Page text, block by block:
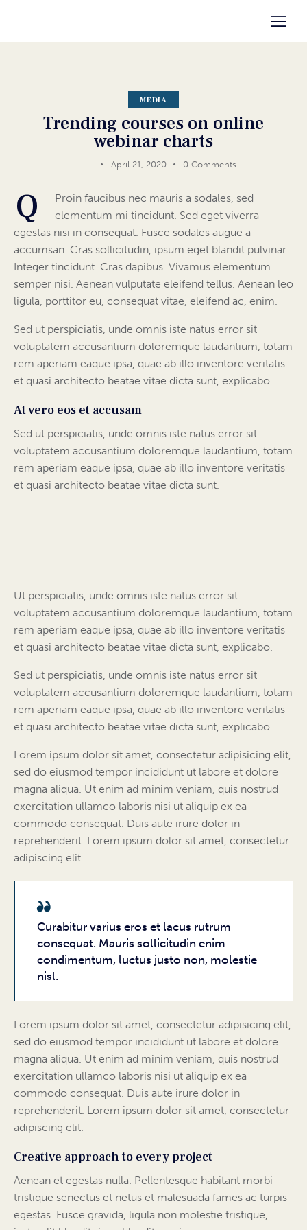
MEDIA
Trending courses on online
webinar charts
April 21, 2020 0 Comments
Q
Proin faucibus nec mauris a sodales, sed
elementum mi tincidunt. Sed eget viverra
egestas nisi in consequat. Fusce sodales augue a
accumsan. Cras sollicitudin, ipsum eget blandit pulvinar.
Integer tincidunt. Cras dapibus. Vivamus elementum
semper nisi. Aenean vulputate eleifend tellus. Aenean leo
ligula, porttitor eu, consequat vitae, eleifend ac, enim.
Sed ut perspiciatis, unde omnis iste natus error sit
voluptatem accusantium doloremque laudantium, totam
rem aperiam eaque ipsa, quae ab illo inventore veritatis
et quasi architecto beatae vitae dicta sunt, explicabo.
At vero eos et accusam
Sed ut perspiciatis, unde omnis iste natus error sit
voluptatem accusantium doloremque laudantium, totam
rem aperiam eaque ipsa, quae ab illo inventore veritatis
et quasi architecto beatae vitae dicta sunt.
Ut perspiciatis, unde omnis iste natus error sit
voluptatem accusantium doloremque laudantium, totam
rem aperiam eaque ipsa, quae ab illo inventore veritatis
et quasi architecto beatae vitae dicta sunt, explicabo.
Sed ut perspiciatis, unde omnis iste natus error sit
voluptatem accusantium doloremque laudantium, totam
rem aperiam eaque ipsa, quae ab illo inventore veritatis
et quasi architecto beatae vitae dicta sunt, explicabo.
Lorem ipsum dolor sit amet, consectetur adipisicing elit,
sed do eiusmod tempor incididunt ut labore et dolore
magna aliqua. Ut enim ad minim veniam, quis nostrud
exercitation ullamco laboris nisi ut aliquip ex ea
commodo consequat. Duis aute irure dolor in
reprehenderit. Lorem ipsum dolor sit amet, consectetur
adipiscing elit.
Curabitur varius eros et lacus rutrum
consequat. Mauris sollicitudin enim
condimentum, luctus justo non, molestie
nisl.
Lorem ipsum dolor sit amet, consectetur adipisicing elit,
sed do eiusmod tempor incididunt ut labore et dolore
magna aliqua. Ut enim ad minim veniam, quis nostrud
exercitation ullamco laboris nisi ut aliquip ex ea
commodo consequat. Duis aute irure dolor in
reprehenderit. Lorem ipsum dolor sit amet, consectetur
adipiscing elit.
Creative approach to every project
Aenean et egestas nulla. Pellentesque habitant morbi
tristique senectus et netus et malesuada fames ac turpis
egestas. Fusce gravida, ligula non molestie tristique,